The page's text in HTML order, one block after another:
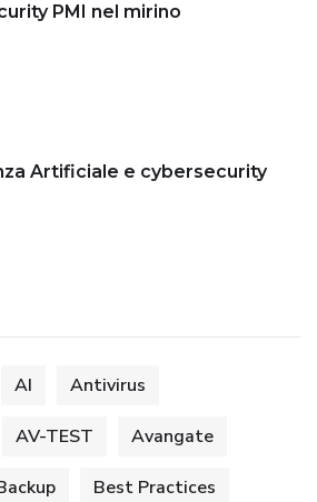
PMI nel mirino
Artificiale e cybersecurity
AI Antivirus
AV-TEST Avangate
Best Practices